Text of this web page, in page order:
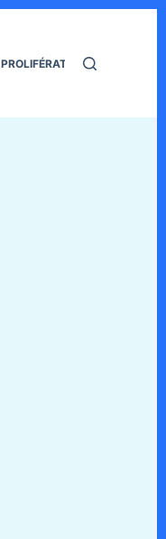
PROLIFÉRATION DES RATS